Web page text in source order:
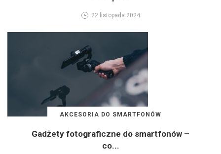
22 listopada 2024
AKCESORIA DO SMARTFONÓW
Gadżety fotograficzne do smartfonów –
co...